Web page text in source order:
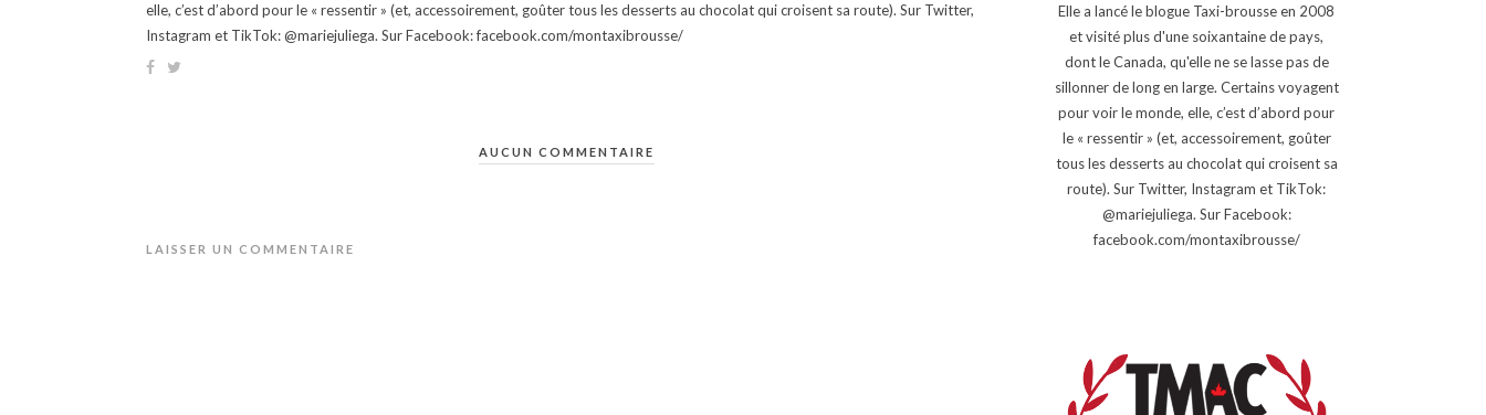
elle, c’est d’abord pour le « ressentir » (et, accessoirement, goûter tous les desserts au chocolat qui croisent sa route). Sur Twitter,
Instagram et TikTok: @mariejuliega. Sur Facebook: facebook.com/montaxibrousse/
AUCUN COMMENTAIRE
LAISSER UN COMMENTAIRE
Elle a lancé le blogue Taxi-brousse en 2008
et visité plus d'une soixantaine de pays,
dont le Canada, qu'elle ne se lasse pas de
sillonner de long en large. Certains voyagent
pour voir le monde, elle, c’est d’abord pour
le « ressentir » (et, accessoirement, goûter
tous les desserts au chocolat qui croisent sa
route). Sur Twitter, Instagram et TikTok:
@mariejuliega. Sur Facebook:
facebook.com/montaxibrousse/